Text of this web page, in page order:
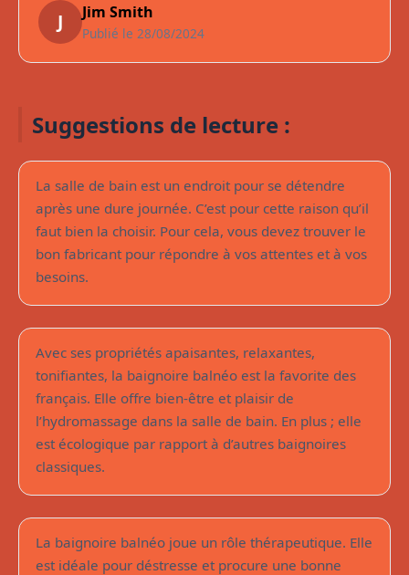
J Jim Smith
Publié le 28/08/2024
Suggestions de lecture :
france ?
La salle de bain est un endroit pour se détendre
après une dure journée. C’est pour cette raison qu’il
faut bien la choisir. Pour cela, vous devez trouver le
bon fabricant pour répondre à vos attentes et à vos
besoins.
Pourquoi une baignoire balnéo est elle
plus écologique ?
Avec ses propriétés apaisantes, relaxantes,
tonifiantes, la baignoire balnéo est la favorite des
français. Elle offre bien-être et plaisir de
l’hydromassage dans la salle de bain. En plus ; elle
est écologique par rapport à d’autres baignoires
classiques.
Comment entretenir une baignoire
balnéo ?
La baignoire balnéo joue un rôle thérapeutique. Elle
est idéale pour déstresse et procure une bonne